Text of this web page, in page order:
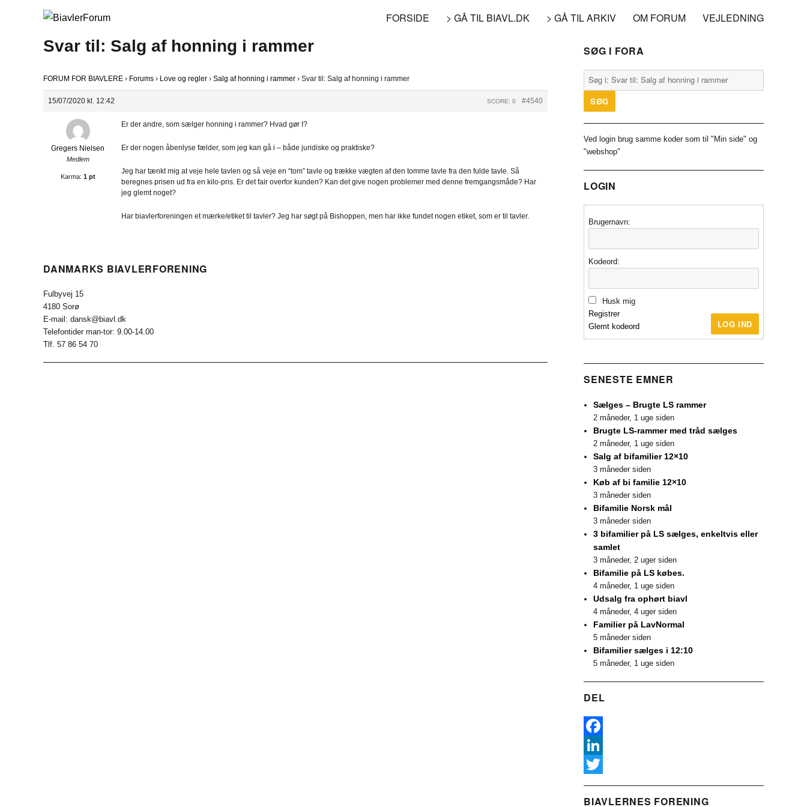
FORSIDE > GÅ TIL BIAVL.DK > GÅ TIL ARKIV OM FORUM VEJLEDNING
Svar til: Salg af honning i rammer
FORUM FOR BIAVLERE › Forums › Love og regler › Salg af honning i rammer › Svar til: Salg af honning i rammer
15/07/2020 kl. 12:42 #4540
SCORE: 0
Gregers Nielsen
Medlem
Karma: 1 pt
Er der andre, som sælger honning i rammer? Hvad gør I?
Er der nogen åbenlyse fælder, som jeg kan gå i – både juridiske og praktiske?
Jeg har tænkt mig at veje hele tavlen og så veje en “tom” tavle og trække vægten af den tomme tavle fra den fulde tavle. Så
beregnes prisen ud fra en kilo-pris. Er det fair overfor kunden? Kan det give nogen problemer med denne fremgangsmåde? Har
jeg glemt noget?
Har biavlerforeningen et mærke/etiket til tavler? Jeg har søgt på Bishoppen, men har ikke fundet nogen etiket, som er til tavler.
DANMARKS BIAVLERFORENING
Fulbyvej 15
4180 Sorø
E-mail: dansk@biavl.dk
Telefontider man-tor: 9.00-14.00
Tlf. 57 86 54 70
SØG I FORA
Ved login brug samme koder som til "Min side" og
"webshop"
LOGIN
Brugernavn:
Kodeord:
Husk mig
LOG IND
Registrer
Glemt kodeord
SENESTE EMNER
Sælges – Brugte LS rammer
2 måneder, 1 uge siden
Brugte LS-rammer med tråd sælges
2 måneder, 1 uge siden
Salg af bifamilier 12×10
3 måneder siden
Køb af bi familie 12×10
3 måneder siden
Bifamilie Norsk mål
3 måneder siden
3 bifamilier på LS sælges, enkeltvis eller
samlet
3 måneder, 2 uger siden
Bifamilie på LS købes.
4 måneder, 1 uge siden
Udsalg fra ophørt biavl
4 måneder, 4 uger siden
Familier på LavNormal
5 måneder siden
Bifamilier sælges i 12:10
5 måneder, 1 uge siden
DEL
F
a
e
L
nw
BIAVLERNES FORENING